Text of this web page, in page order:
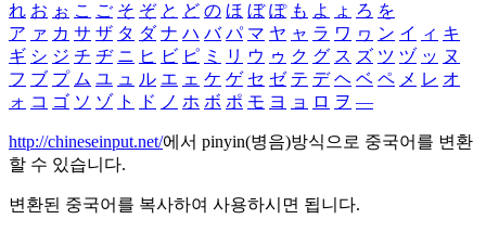
れ お ぉ こ ご そ ぞ と ど の ほ ぼ ぽ も よ ょ ろ を
ア ァ カ サ ザ タ ダ ナ ハ バ パ マ ヤ ャ ラ ワ ヮ ン イ ィ キ
ギ シ ジ チ ヂ ニ ヒ ビ ピ ミ リ ウ ゥ ク グ ス ズ ツ ヅ ッ ヌ
フ ブ プ ム ユ ュ ル エ ェ ケ ゲ セ ゼ テ デ ヘ ベ ペ メ レ オ
ォ コ ゴ ソ ゾ ト ド ノ ホ ボ ポ モ ヨ ョ ロ ヲ ―
http://chineseinput.net/에서 pinyin(병음)방식으로 중국어를 변환
할 수 있습니다.
변환된 중국어를 복사하여 사용하시면 됩니다.